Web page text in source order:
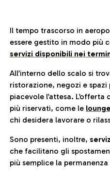
Il tempo trascorso in
essere gestito in modo più
servizi disponibili nei
All’interno dello scalo si
ristorazione, negozi e spazi
piacevole l’attesa.
più riservati, come le
chi desidera lavorare o
Sono presenti, inoltre,
che facilitano gli
più semplice la